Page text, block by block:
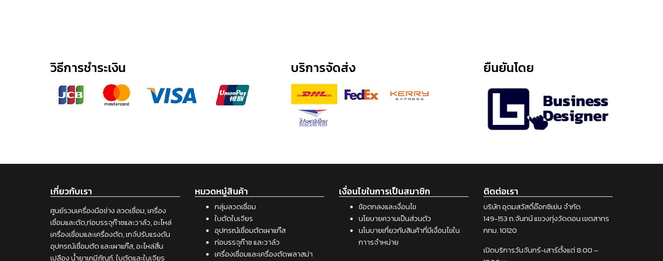
วิธีการชำระเงิน บริการจัดส่ง ยืนยันโดย
เกี่ยวกับเรา
ศูนย์รวมเครื่องมือช่าง ลวดเชื่อม, เครื่อง
เชื่อมและตัด,ท่อบรรจุก๊าซและวาล์ว, อะไหล่
เครื่องเชื่อมและเครื่องตัด, เกจ์ปรับแรงดัน
อุปกรณ์เชื่อมตัด และเผาแก๊ส, อะไหล่สิ้น
เปลือง น้ำยาเคมีภัณฑ์, ใบตัดและใบเจียร
หมวดหมู๋สินค้า
กลุ่มลวดเชื่อม
ใบตัดใบเจียร
อุปกรณ์เชื่อมตัดเผาแก๊ส
ท่อบรรจุก๊าซ และวาล์ว
เครื่องเชื่อมและเครื่องตัดพลาสม่า
เงื่อนไขในการเป็นสมาชิก
ข้อตกลงและเงื่อนไข
นโยบายความเป็นส่วนตัว
นโนบายเกี่ยวกับสินค้าที่มีเงื่อนไขใน
กาารจำหน่าย
ติดต่อเรา
บริษัท อุดมสวัสดิ์อ๊อกซิเย่น จำกัด
149-153 ถ.จันทน์ แขวงทุ่งวัดดอน เขตสาทร
กทม. 10120
เปิดบริการวันจันทร์-เสาร์ตั้งแต่ 8:00 –